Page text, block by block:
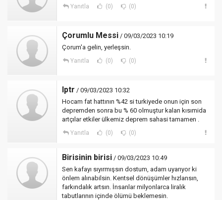
Yanıtla (0) (0)
Çorumlu Messi / 09/03/2023 10:19
Çorum'a gelin, yerleşsin.
Yanıtla (0) (0)
Iptr / 09/03/2023 10:32
Hocam fat hattının %42 si turkiyede onun için son
depremden sonra bu % 60 olmuştur kalan kısımida
artçılar etkiler ülkemiz deprem sahasi tamamen .
Yanıtla (0) (0)
Birisinin birisi / 09/03/2023 10:49
Sen kafayı sıyırmışsın dostum, adam uyarıyor ki
önlem alınabilsin. Kentsel dönüşümler hızlansın,
farkındalık artsın. İnsanlar milyonlarca liralık
tabutlarının içinde ölümü beklemesin.